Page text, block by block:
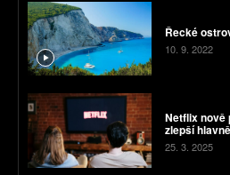
Řecké
10. 9. 2022
Netflix nově
zlepší
25. 3. 2025